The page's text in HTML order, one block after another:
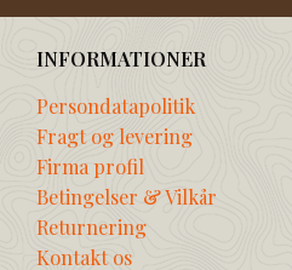
INFORMATIONER
Persondatapolitik
Fragt og levering
Firma profil
Betingelser & Vilkår
Returnering
Kontakt os